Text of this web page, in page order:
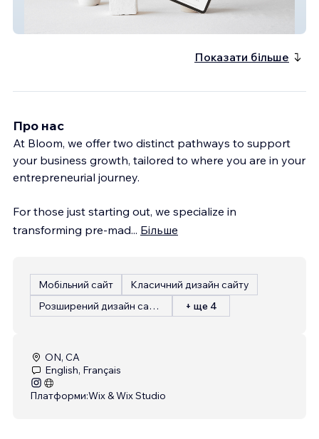
Показати більше
Про нас
At Bloom, we offer two distinct pathways to support
your business growth, tailored to where you are in your
entrepreneurial journey.
For those just starting out, we specialize in
transforming pre-mad... Більше
Мобільний сайт
Класичний дизайн сайту
Розширений дизайн сайту
+ ще 4
ON, CA
English, Français
Платформи:Wix & Wix Studio